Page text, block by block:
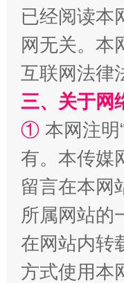
解纷+调解+退
已经阅读本
网无关。本
互联网法律
三、关于网
① 本网注
有。本传媒
留言在本网
所属网站的
在网站内转
方式使用本